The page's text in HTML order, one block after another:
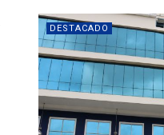
DESTACADO